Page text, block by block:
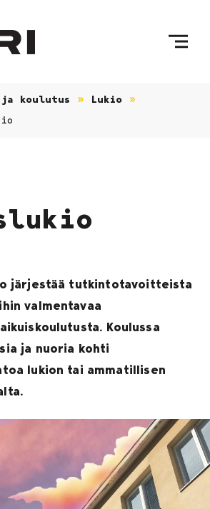
ja koulutus Lukio
järjestää tutkintotavoitteista
valmentavaa
Koulussa
ja nuoria kohti
lukion tai ammatillisen